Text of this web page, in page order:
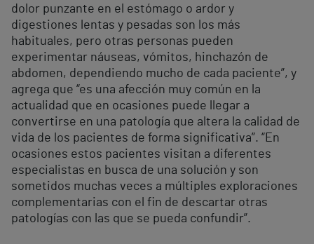
dolor punzante en el estómago o ardor y
digestiones lentas y pesadas son los más
habituales, pero otras personas pueden
experimentar náuseas, vómitos, hinchazón de
abdomen, dependiendo mucho de cada paciente”, y
agrega que “es una afección muy común en la
actualidad que en ocasiones puede llegar a
convertirse en una patología que altera la calidad de
vida de los pacientes de forma significativa”. “En
ocasiones estos pacientes visitan a diferentes
especialistas en busca de una solución y son
sometidos muchas veces a múltiples exploraciones
complementarias con el fin de descartar otras
patologías con las que se pueda confundir”.